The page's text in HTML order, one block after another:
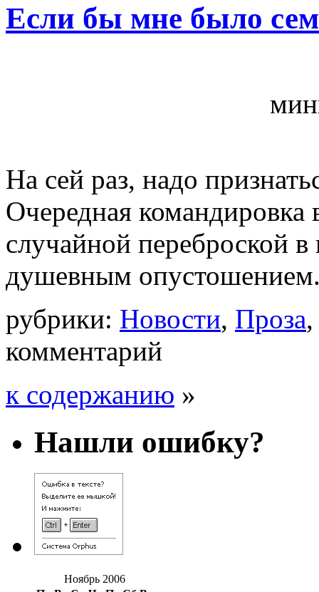
Если бы мне было
На сей раз, надо
Очередная командировка
случайной переброской
душевным
рубрики: Новости, Проза
комментарий
к содержанию »
Нашли ошибку?
Ноябрь 2006